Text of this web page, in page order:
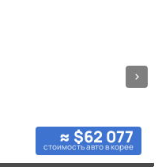
≈ $62 077
стоимость авто в корее